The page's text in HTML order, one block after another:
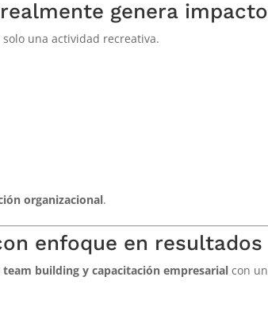
genera impacto
una actividad recreativa.
organizacional.
enfoque en resultados
team building y capacitación empresarial con un